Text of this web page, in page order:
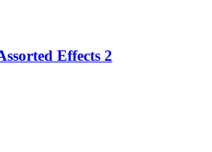
Effects 2